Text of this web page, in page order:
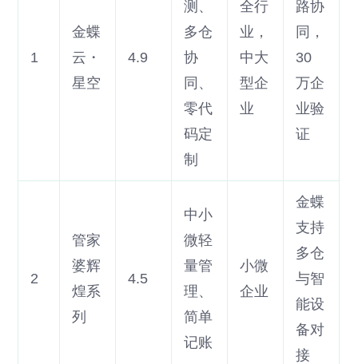
1
金蝶
云・
星空
4.9
测、
多仓
协
同、
零代
码定
制
全行
业，
中大
型企
业
路协
同，
30
万企
业验
证
2
管家
婆辉
煌系
列
4.5
中小
微轻
量管
理、
简单
记账
小微
企业
金蝶
支持
多仓
与智
能设
备对
接